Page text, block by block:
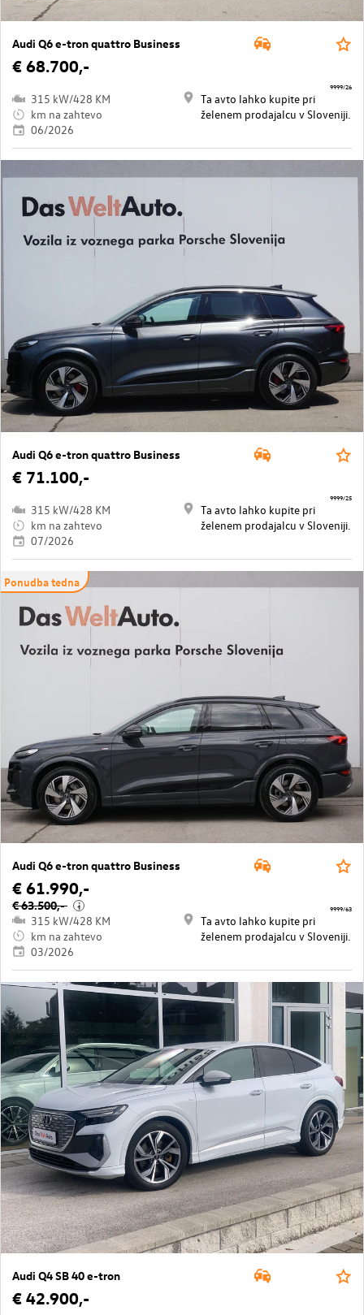
Audi Q6 e-tron quattro Business
€ 68.700,-
315 kW/428 KM
km na zahtevo
06/2026
Ta avto lahko kupite pri
želenem prodajalcu v Sloveniji.
9999/26
Audi Q6 e-tron quattro Business
€ 71.100,-
315 kW/428 KM
km na zahtevo
07/2026
Ta avto lahko kupite pri
želenem prodajalcu v Sloveniji.
9999/25
Ponudba tedna
Audi Q6 e-tron quattro Business
€ 61.990,-
€ 63.500,- i
315 kW/428 KM
km na zahtevo
03/2026
Ta avto lahko kupite pri
želenem prodajalcu v Sloveniji.
9999/63
Audi Q4 SB 40 e-tron
€ 42.900,-